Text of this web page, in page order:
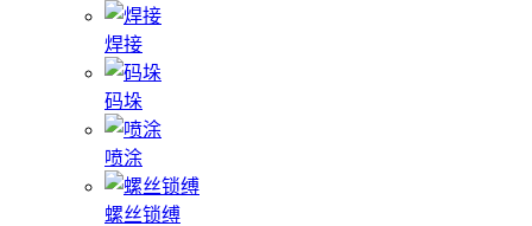
焊接
码垛
喷涂
螺丝锁缚